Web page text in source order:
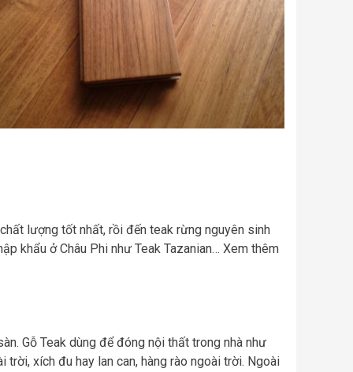
lượng tốt nhất, rồi đến teak rừng nguyên sinh
khẩu ở Châu Phi như Teak Tazanian… Xem thêm
Gỗ Teak dùng để đóng nội thất trong nhà như
xích đu hay lan can, hàng rào ngoài trời. Ngoài